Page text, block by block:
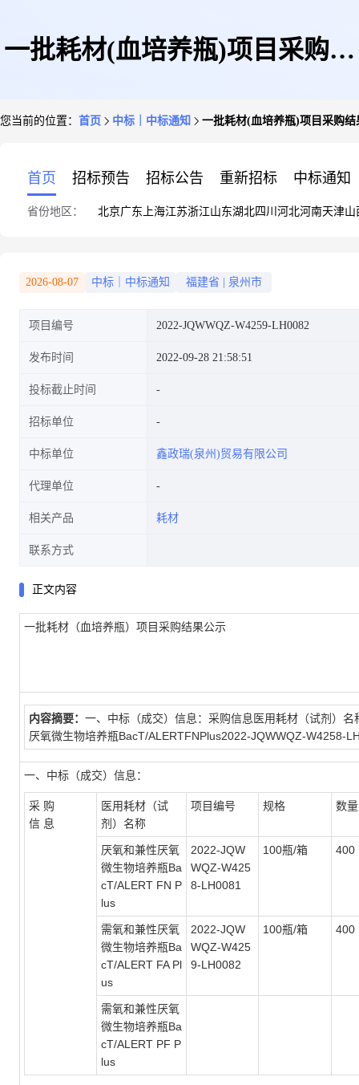
一批耗材(血培养瓶)项目采购结
您当前的位置： 首页 中标｜中标通知 一批耗材(血培养瓶)项目采购结
首页 招标预告 招标公告 重新招标 中标通知
省份地区： 北京广东 上海江苏浙江山东湖北四川 河北河南天津山
2026-08-07 中标｜中标通知 福建省 泉州市
项目编号 2022-JQWWQZ-W4259-LH0082
发布时间 2022-09-28 21:58:51
投标截止时间
招标单位
中标单位 鑫政瑞(泉州)贸易有限公司
代理单位
相关产品 耗材
联系方式
正文内容
一批耗材（血培养瓶）项目采购结果公示
内容摘要： 一、中标（成交）信息：采购信息医用耗材（试剂）
厌氧微生物培养瓶BacT/ALERTFNPlus2022-JQWWQZ-W4258-
一、中标（成交）信息：
采 购
信 息
医用耗材（试
剂）名称
项目编号 规格 数量
厌氧和兼性厌氧
微生物培养瓶Ba
cT/ALERT FN P
lus
2022-JQW
WQZ-W425
8-LH0081
100瓶/箱 400
需氧和兼性厌氧
微生物培养瓶Ba
cT/ALERT FA Pl
us
2022-JQW
WQZ-W425
9-LH0082
100瓶/箱 400
需氧和兼性厌氧
微生物培养瓶Ba
cT/ALERT PF P
lus